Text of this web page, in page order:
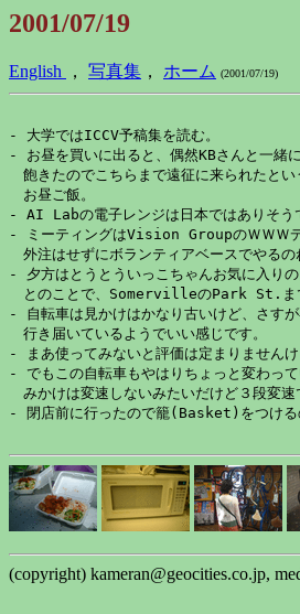
2001/07/19
English ， 写真集 ， ホーム (2001/07/19)
- 大学ではICCV予稿集を読む。
- お昼を買いに出ると、偶然KBさんと一緒
飽きたのでこちらまで遠征に来られたと
お昼ご飯。
- AI Labの電子レンジは日本ではありそう
- ミーティングはVision GroupのＷＷＷデ
外注はせずにボランティアベースでやるの
- 夕方はとうとういっこちゃんお気に入り
とのことで、SomervilleのPark St.まで
- 自転車は見かけはかなり古いけど、さす
行き届いているようでいい感じです。
- まあ使ってみないと評価は定まりませんけ
- でもこの自転車もやはりちょっと変わっ
みかけは変速しないみたいだけど３段変
- 閉店前に行ったので籠(Basket)をつける
(copyright) kameran@geocities.co.jp,